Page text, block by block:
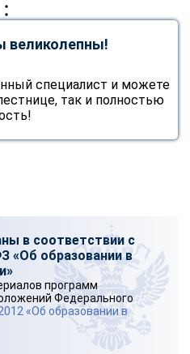
великолепны!
специалист и можете
так и полностью
в соответствии с
«Об образовании в
программ
Федерального
«Об образовании в